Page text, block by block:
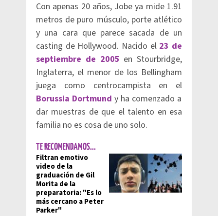
Con apenas 20 años, Jobe ya mide 1.91
metros de puro músculo, porte atlético
y una cara que parece sacada de un
casting de Hollywood. Nacido el 23 de
septiembre de 2005 en Stourbridge,
Inglaterra, el menor de los Bellingham
juega como centrocampista en el
Borussia Dortmund y ha comenzado a
dar muestras de que el talento en esa
familia no es cosa de uno solo.
TE RECOMENDAMOS...
Filtran emotivo
video de la
graduación de Gil
Morita de la
preparatoria: "Es lo
más cercano a Peter
Parker"